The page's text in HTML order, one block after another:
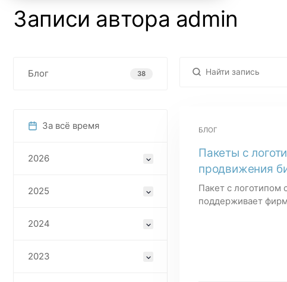
Записи автора admin
Блог 38
За всё время
2026
2025
2024
2023
БЛОГ
Пакеты с
продвижения
Пакет с логотипом
поддерживает